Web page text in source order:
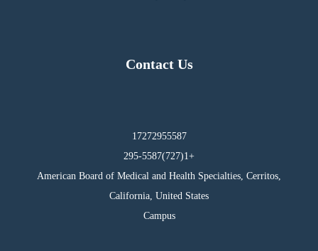
Contact Us
17272955587
295-5587(727)1+
American Board of Medical and Health Specialties, Cerritos,
California, United States
Campus